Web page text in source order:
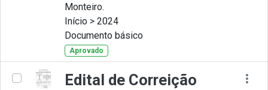
Monteiro.
Início > 2024
Documento básico
Aprovado
Edital de Correição